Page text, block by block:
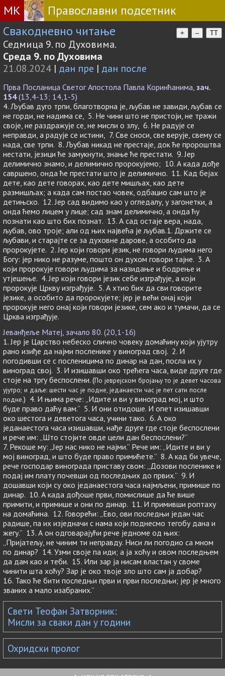
МК
Православни подсетник
Свакодневно читање
+ – TT
Седмица 9. по Духовима.
Среда 9. по Духовима
21.08.2024 | дан пре | дан после
Прва Посланица Светог Апостола Павла Коринћанима, зач.
154(13,4-13; 14,1-5)
4. Љубав дуго трпи, благотворна је, љубав не завиди, љубав се
не горди, не надима се, 5. Не чини што не пристоји, не тражи
своје, не раздражује се, не мисли о злу, 6. Не радује се
неправди, а радује се истини, 7. Све сноси, све верује, свему се
нада, све трпи. 8. Љубав никад не престаје, док ће пророштва
нестати, језици ће замукнути, знање ће престати. 9. Јер
делимично знамо, и делимично пророкујемо; 10. А када дође
савршено, онда ће престати што је делимично. 11. Кад бејах
дете, као дете говорах, као дете мишљах, као дете
размишљах; а када сам постао човек, одбацио сам што је
детињско. 12. Јер сад видимо као у огледалу, у загонетки, а
онда ћемо лицем у лице; сад знам делимично, а онда ћу
познати као што бих познат. 13. А сад остаје вера, нада,
љубав, ово троје; али од њих највећа је љубав.1. Држите се
љубави, и старајте се за духовне дарове, а особито да
пророкујете. 2. Јер који говори језик, не говори људима него
Богу: јер нико не разуме, пошто он духом говори тајне. 3. А
који пророкује говори људима за назидање и бодрење и
утјешење. 4. Јер који говори језик себе изграђује, а који
пророкује Цркву изграђује. 5. А хтио бих да сви говорите
језике, а особито да пророкујете; јер је већи онај који
пророкује него онај који говори језике, сем ако и тумачи, да се
Црква изграђује.
Јеванђеље Матеј, зачало 80. (20,1-16)
1. Јер је Царство небеско слично човеку домаћину који ујутру
рано изиђе да најми посленике у виноград свој. 2. И
погодивши се с посленицима по динар на дан, посла их у
виноград свој. 3. И изишавши око трећега часа, виде друге где
стоје на тргу беспослени. (По јеврејском бројању то је девет часова
ујутро; и даље: шести час је подне, једанаести час је пет сати после
подне.) 4. И њима рече: „Идите и ви у виноград мој, и што
буде право даћу вам.” 5. И они отидоше. И опет изишавши
око шестога и деветога часа, учини тако. 6. А око
једанаестога часа изишавши, нађе друге где стоје беспослени
и рече им: „Што стојите овде цели дан беспослени?”
7. Рекоше му: „Јер нас нико не најми.” Рече им: „Идите и ви у
мој виноград, и што буде право примићете.” 8. А кад би увече,
рече господар винограда приставу свом: „Дозови посленике и
подај им плату почевши од последњих до првих.” 9. И
дошавши који су око једанаестога часа најмљени, примише по
динар. 10. А када дођоше први, помислише да ће више
примити, и примише и они по динар. 11. И примивши роптаху
на домаћина. 12. Говорећи: „Ево, ови последњи један час
радише, па их изједначи с нама који поднесмо тегобу дана и
жегу.” 13. А он одговарајући рече једноме од њих:
„Пријатељу, не чиним ти неправду. Ниси ли погодио са мном
по динар? 14. Узми своје па иди; а ја хоћу и овом последњем
да дам као и теби. 15. Или зар ја нисам властан у своме
чинити шта хоћу? Зар је око твоје зло што сам ја добар?
16. Тако ће бити последњи први и први последњи; јер је много
званих а мало изабраних.”
Свети Теофан Затворник:
Мисли за сваки дан у години
Охридски пролог